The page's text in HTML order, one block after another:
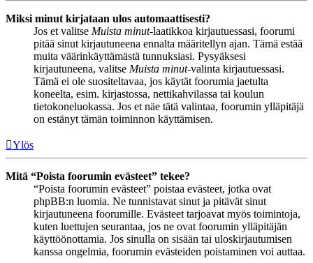
Miksi minut kirjataan ulos automaattisesti?
Jos et valitse Muista minut-laatikkoa kirjautuessasi, foorumi
pitää sinut kirjautuneena ennalta määritellyn ajan. Tämä estää
muita väärinkäyttämästä tunnuksiasi. Pysyäksesi
kirjautuneena, valitse Muista minut-valinta kirjautuessasi.
Tämä ei ole suositeltavaa, jos käytät foorumia jaetulta
koneelta, esim. kirjastossa, nettikahvilassa tai koulun
tietokoneluokassa. Jos et näe tätä valintaa, foorumin ylläpitäjä
on estänyt tämän toiminnon käyttämisen.
Ylös
Mitä “Poista foorumin evästeet” tekee?
“Poista foorumin evästeet” poistaa evästeet, jotka ovat
phpBB:n luomia. Ne tunnistavat sinut ja pitävät sinut
kirjautuneena foorumille. Evästeet tarjoavat myös toimintoja,
kuten luettujen seurantaa, jos ne ovat foorumin ylläpitäjän
käyttöönottamia. Jos sinulla on sisään tai uloskirjautumisen
kanssa ongelmia, foorumin evästeiden poistaminen voi auttaa.